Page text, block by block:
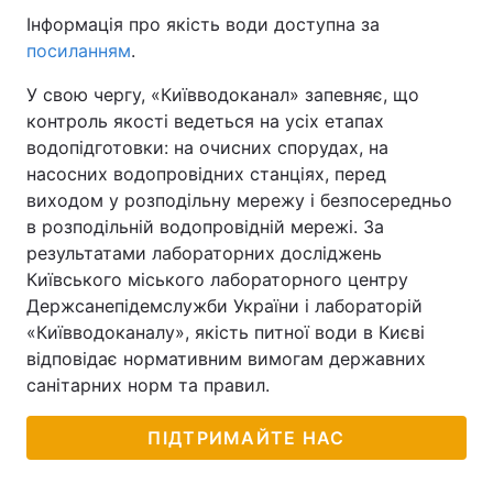
Інформація про якість води доступна за
посиланням.
У свою чергу, «Київводоканал» запевняє, що
контроль якості ведеться на усіх етапах
водопідготовки: на очисних спорудах, на
насосних водопровідних станціях, перед
виходом у розподільну мережу і безпосередньо
в розподільній водопровідній мережі. За
результатами лабораторних досліджень
Київського міського лабораторного центру
Держсанепідемслужби України і лабораторій
«Київводоканалу», якість питної води в Києві
відповідає нормативним вимогам державних
санітарних норм та правил.
ПІДТРИМАЙТЕ НАС